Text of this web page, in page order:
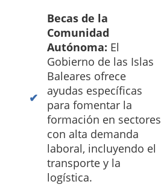
Becas de la
Comunidad
Autónoma: El
Gobierno de las Islas
Baleares ofrece
ayudas específicas
para fomentar la
formación en sectores
con alta demanda
laboral, incluyendo el
transporte y la
logística.